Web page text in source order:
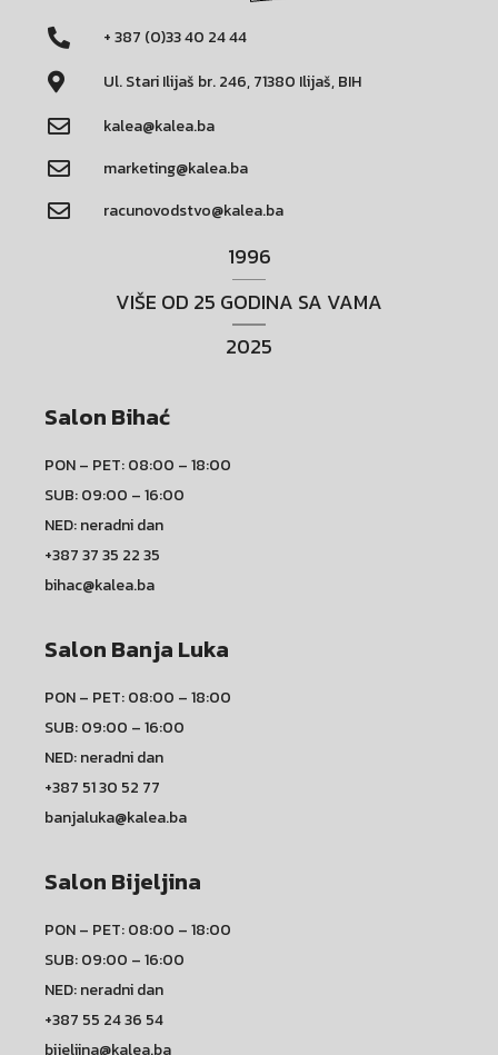
+ 387 (0)33 40 24 44
Ul. Stari Ilijaš br. 246, 71380 Ilijaš, BIH
kalea@kalea.ba
marketing@kalea.ba
racunovodstvo@kalea.ba
1996
VIŠE OD 25 GODINA SA VAMA
2025
Salon Bihać
PON – PET: 08:00 – 18:00
SUB: 09:00 – 16:00
NED: neradni dan
+387 37 35 22 35
bihac@kalea.ba
Salon Banja Luka
PON – PET: 08:00 – 18:00
SUB: 09:00 – 16:00
NED: neradni dan
+387 51 30 52 77
banjaluka@kalea.ba
Salon Bijeljina
PON – PET: 08:00 – 18:00
SUB: 09:00 – 16:00
NED: neradni dan
+387 55 24 36 54